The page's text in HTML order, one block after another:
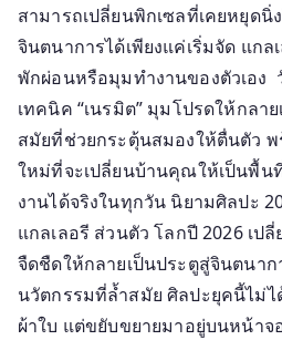
ภาพ
พัก
หน้า
เปลี่ยน
มา
จัด
แกล
เลอ
รี
สามารถเปลี่ยนพิกเซลที่เคยหยุดนิ่
จินตนาการได้เพียงแค่เริ่มจัด แก
พักผ่อนหรือมุมทำงานของตัวเอง
เทคนิค “เนรมิต” มุมโปรดให้กลา
สมัยที่ช่วยกระตุ้นสมองให้ตื่นตัว
ใหม่ที่จะเปลี่ยนบ้านคุณให้เป็นพื้น
งานได้จริงในทุกวัน นิยามศิลปะ
แกลเลอรี ส่วนตัว โลกปี 2026 เป
จืดชืดให้กลายเป็นประตูสู่จินตนาก
นวัตกรรมที่ล้ำสมัย ศิลปะยุคนี้ไม่
ผ้าใบ แต่ขยับขยายมาอยู่บนหน้าจ